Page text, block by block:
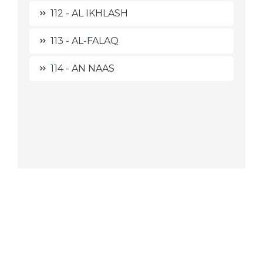
112 - AL IKHLASH
113 - AL-FALAQ
114 - AN NAAS